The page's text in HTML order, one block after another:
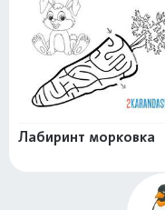
Лабиринт морковка